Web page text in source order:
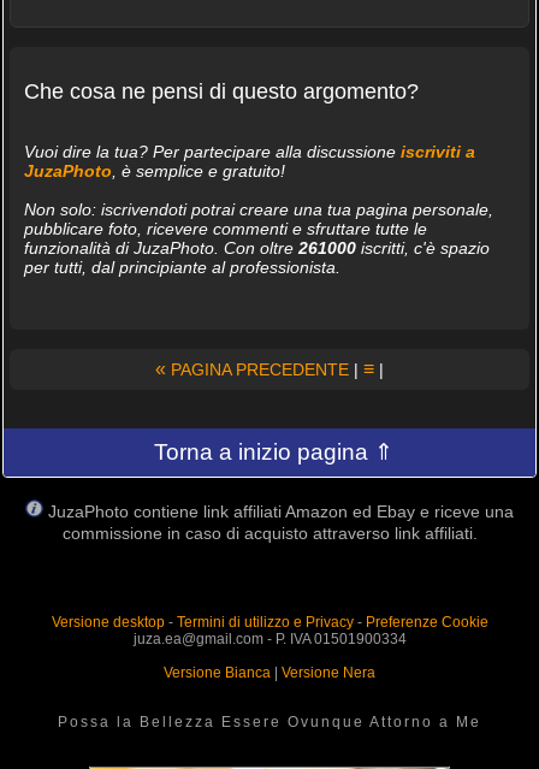
Che cosa ne pensi di questo argomento?
Vuoi dire la tua? Per partecipare alla discussione iscriviti a
JuzaPhoto , è semplice e gratuito!
Non solo: iscrivendoti potrai creare una tua pagina personale,
pubblicare foto, ricevere commenti e sfruttare tutte le
funzionalità di JuzaPhoto. Con oltre 261000iscritti, c'è spazio
per tutti, dal principiante al professionista.
« PAGINA PRECEDENTE | ≡ |
Torna a inizio pagina ⇑
JuzaPhoto contiene link affiliati Amazon ed Ebay e riceve una
commissione in caso di acquisto attraverso link affiliati.
Versione desktop- Termini di utilizzo e Privacy- Preferenze Cookie
juza.ea@gmail.com - P. IVA 01501900334
Versione Bianca | Versione Nera
Possa la Bellezza Essere Ovunque Attorno a Me